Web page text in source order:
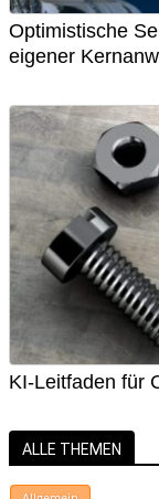
Optimistische
eigener
KI-Leitfaden für
ALLE THEMEN